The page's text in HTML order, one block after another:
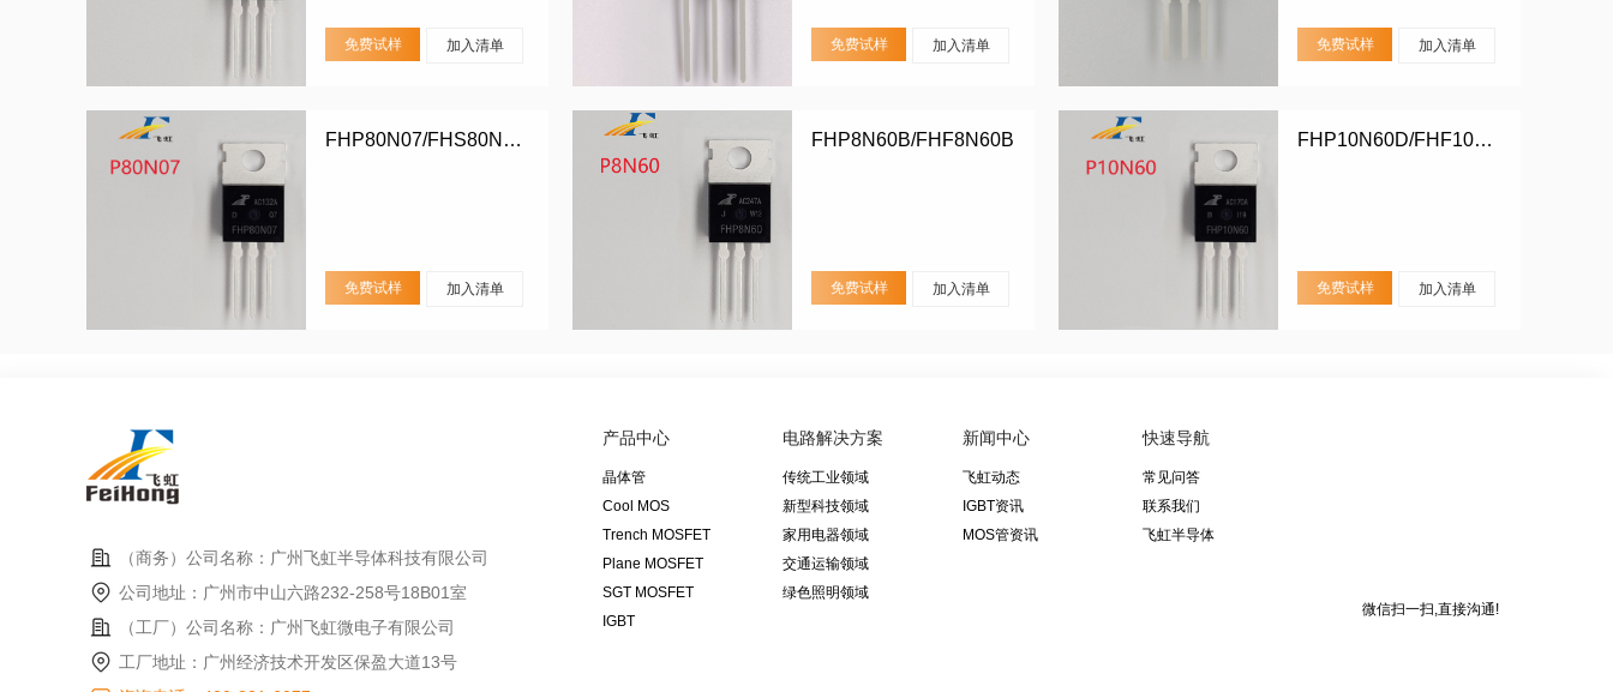
免费试样 加入清单 免费试样 加入清单 免费试样 加入清单
FHP80N07/FHS80N07/FHD80N07
免费试样 加入清单
FHP8N60B/FHF8N60B
免费试样 加入清单
FHP10N60D/FHF10N60D
免费试样 加入清单
（商务）公司名称：广州飞虹半导体科技有限公司
公司地址：广州市中山六路232-258号18B01室
（工厂）公司名称：广州飞虹微电子有限公司
工厂地址：广州经济技术开发区保盈大道13号
产品中心
晶体管
Cool MOS
Trench MOSFET
Plane MOSFET
SGT MOSFET
IGBT
电路解决方案
传统工业领域
新型科技领域
家用电器领域
交通运输领域
绿色照明领域
新闻中心
飞虹动态
IGBT资讯
MOS管资讯
快速导航
常见问答
联系我们
飞虹半导体
微信扫一扫,直接沟通!